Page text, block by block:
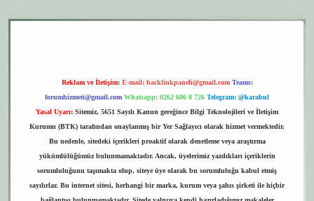
Reklam ve İletişim: E-mail: backlinkpaneli@gmail.com Teams:
forumhizmeti@gmail.com Whatsapp: 0262 606 0 726 Telegram: @karabul
Yasal Uyarı: Sitemiz, 5651 Sayılı Kanun gereğince Bilgi Teknolojileri ve İletişim
Kurumu (BTK) tarafından onaylanmış bir Yer Sağlayıcı olarak hizmet vermektedir.
Bu nedenle, sitedeki içerikleri proaktif olarak denetleme veya araştırma
yükümlülüğümüz bulunmamaktadır. Ancak, üyelerimiz yazdıkları içeriklerin
sorumluluğunu taşımakta olup, siteye üye olarak bu sorumluluğu kabul etmiş
sayılırlar. Bu internet sitesi, herhangi bir marka, kurum veya şahıs şirketi ile hiçbir